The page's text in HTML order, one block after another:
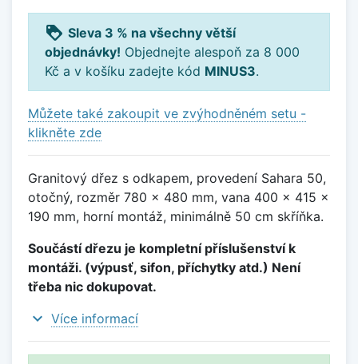
loyalty Sleva 3 % na všechny větší
objednávky! Objednejte alespoň za 8 000
Kč a v košíku zadejte kód MINUS3.
Můžete také zakoupit ve zvýhodněném setu -
klikněte zde
Granitový dřez s odkapem, provedení Sahara 50,
otočný, rozměr 780 x 480 mm, vana 400 x 415 x
190 mm, horní montáž, minimálně 50 cm skříňka.
Součástí dřezu je kompletní příslušenství k
montáži. (výpusť, sifon, příchytky atd.) Není
třeba nic dokupovat.
expand_more Více informací